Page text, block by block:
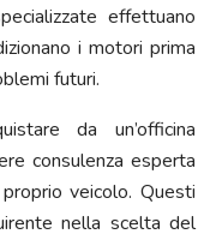
effettuano
i motori prima
futuri.
da un’officina
consulenza esperta
veicolo. Questi
nella scelta del